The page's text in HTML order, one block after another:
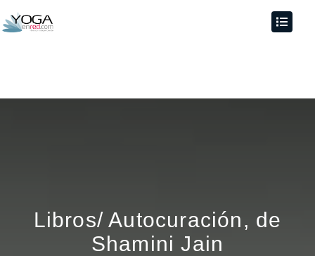
Libros/ Autocuración, de
Shamini Jain